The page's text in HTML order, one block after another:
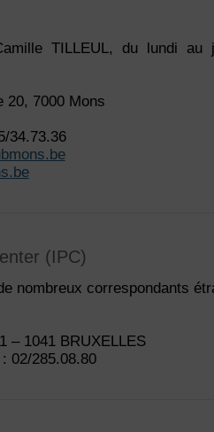
TILLEUL, du lundi
20, 7000 Mons
34.73.36
(IPC)
nombreux correspondants
– 1041 BRUXELLES
02/285.08.80